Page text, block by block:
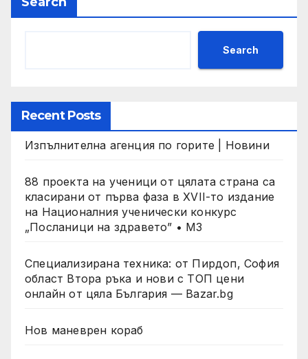
Search
Recent Posts
Изпълнителна агенция по горите | Новини
88 проекта на ученици от цялата страна са
класирани от първа фаза в XVII-то издание
на Националния ученически конкурс
„Посланици на здравето” • МЗ
Специализирана техника: от Пирдоп, София
област Втора ръка и нови с ТОП цени
онлайн от цяла България — Bazar.bg
Нов маневрен кораб